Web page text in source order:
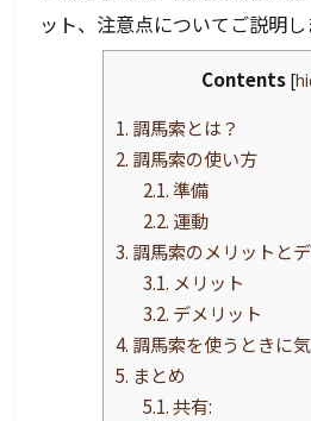
ット、注意点についてご説明し
Contents [
1. 調馬索とは？
2. 調馬索の使い方
2.1.準備
2.2. 運動
3. 調馬索のメリットと
3.1. メリット
3.2. デメリット
4. 調馬索を使うときに
5. まとめ
5.1.共有: